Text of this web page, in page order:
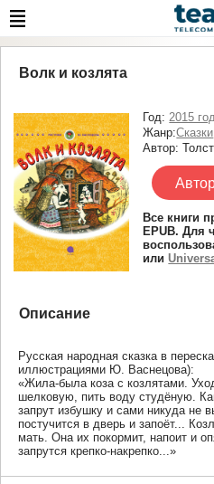
Волк и козлята
Год:2015
Жанр:Сказки
Автор:
Все книги
EPUB. Для
или
Описание
Русская народная сказка в
иллюстрациями Ю. Васнецова):
«Жила-была коза с козлятами.
шелковую, пить воду студёную.
запрут избушку и сами никуда не
постучится в дверь и запоёт...
мать. Она их покормит, напоит и
запрутся крепко-накрепко...»